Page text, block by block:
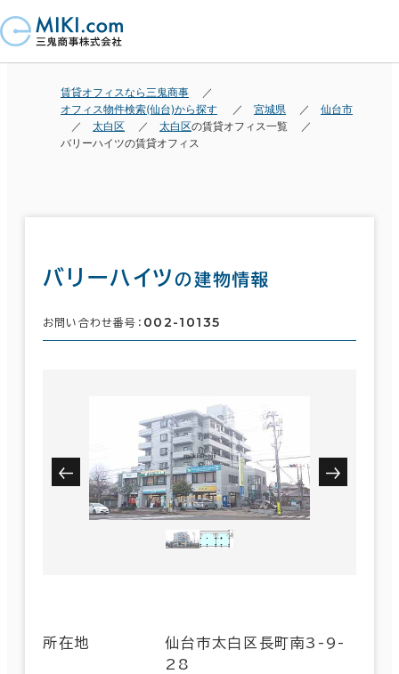
賃貸オフィスなら三鬼商事
オフィス物件検索(仙台)から探す
宮城県
仙台市
太白区
太白区の賃貸オフィス一覧
バリーハイツの賃貸オフィス
バリーハイツの建物情報
お問い合わせ番号： 002-10135
所在地
仙台市太白区長町南3-9-
28